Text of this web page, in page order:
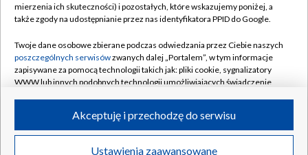
Naziemna Telewizja Cyfrowa
Rada Programowa
System NOS
Informacje o nadawcy
Program dla prasy
Pomoc
Kontakt
Kanały
©2026 Telewizja Polska S.A. w likwidacji
mierzenia ich skuteczności) i pozostałych, które wskazujemy poniżej, a
także zgody na udostępnianie przez nas identyfikatora PPID do Google.
Twoje dane osobowe zbierane podczas odwiedzania przez Ciebie naszych
poszczególnych serwisówzwanych dalej „Portalem”, w tym informacje
zapisywane za pomocą technologii takich jak: pliki cookie, sygnalizatory
WWW lub innych podobnych technologii umożliwiających świadczenie
ruchu w Internecie.
Twoje dane osobowe zbierane podczas odwiedzania przez Ciebie
Ustawienia zaawansowane
Akceptuję i przechodzę do serwisu